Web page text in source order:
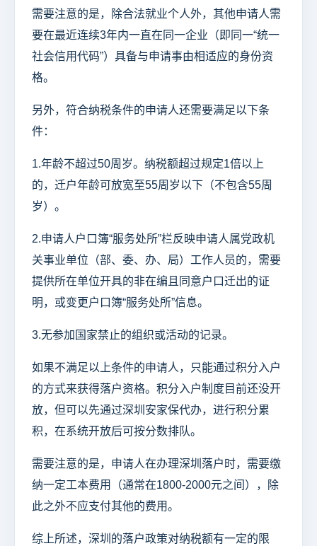
需要注意的是，除合法就业个人外，其他申请人需
要在最近连续3年内一直在同一企业（即同一“统一
社会信用代码”）具备与申请事由相适应的身份资
格。
另外，符合纳税条件的申请人还需要满足以下条
件：
1.年龄不超过50周岁。纳税额超过规定1倍以上
的，迁户年龄可放宽至55周岁以下（不包含55周
岁）。
2.申请人户口簿“服务处所”栏反映申请人属党政机
关事业单位（部、委、办、局）工作人员的，需要
提供所在单位开具的非在编且同意户口迁出的证
明，或变更户口簿“服务处所”信息。
3.无参加国家禁止的组织或活动的记录。
如果不满足以上条件的申请人，只能通过积分入户
的方式来获得落户资格。积分入户制度目前还没开
放，但可以先通过深圳安家保代办，进行积分累
积，在系统开放后可按分数排队。
需要注意的是，申请人在办理深圳落户时，需要缴
纳一定工本费用（通常在1800-2000元之间），除
此之外不应支付其他的费用。
综上所述，深圳的落户政策对纳税额有一定的限